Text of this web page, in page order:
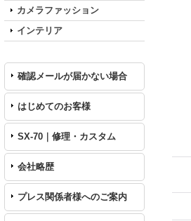
カメラファッション
インテリア
確認メールが届かない場合
はじめてのお客様
SX-70｜修理・カスタム
会社略歴
プレス関係者様へのご案内